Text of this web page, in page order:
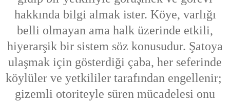
hakkında bilgi almak ister. Köye, varlığı
belli olmayan ama halk üzerinde etkili,
hiyerarşik bir sistem söz konusudur. Şatoya
ulaşmak için gösterdiği çaba, her seferinde
köylüler ve yetkililer tarafından engellenir;
gizemli otoriteyle süren mücadelesi onu